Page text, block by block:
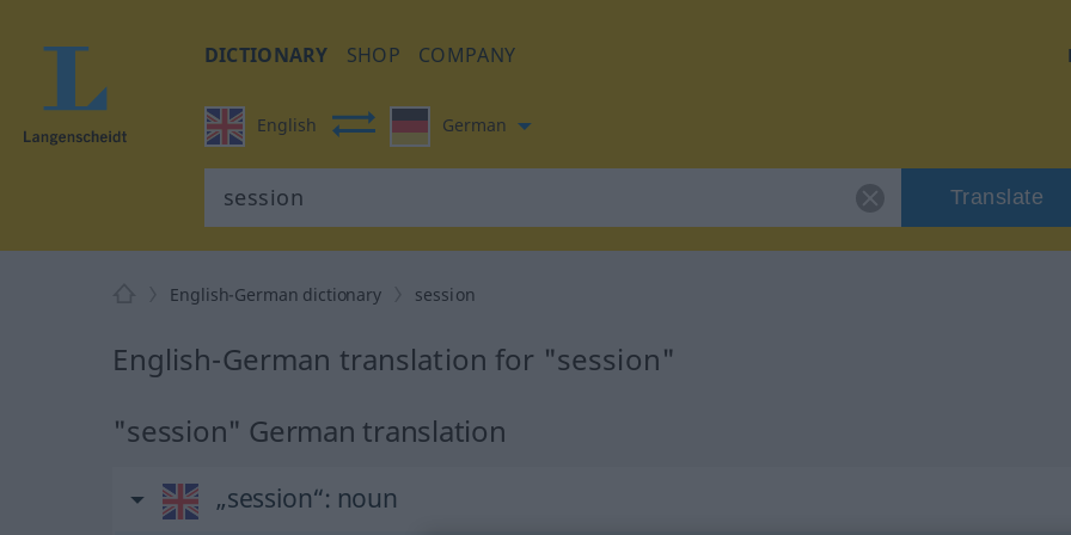
DICTIONARY SHOP COMPANY
English German
Translate
English-German dictionary session
English-German translation for "session"
"session" German translation
„session“: noun